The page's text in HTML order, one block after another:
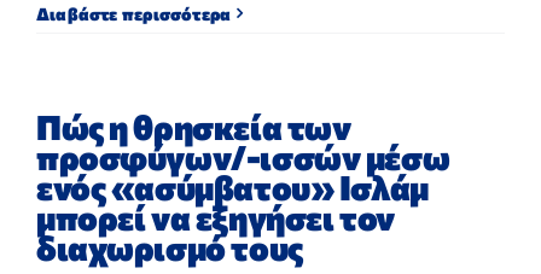
Διαβάστε περισσότερα
Πώς η θρησκεία των
προσφύγων/-ισσών μέσω
ενός «ασύμβατου» Ισλάμ
μπορεί να εξηγήσει τον
διαχωρισμό τους